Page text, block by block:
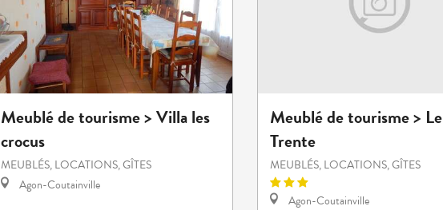
Meublé de tourisme > Villa les
crocus
MEUBLÉS, LOCATIONS, GÎTES
Agon-Coutainville
Meublé de tourisme > Le
Trente
MEUBLÉS, LOCATIONS, GÎTES
Agon-Coutainville